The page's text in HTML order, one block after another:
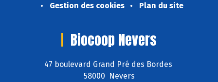
Gestion des cookies
Plan du site
Biocoop Nevers
47 boulevard Grand Pré des Bordes
58000 Nevers